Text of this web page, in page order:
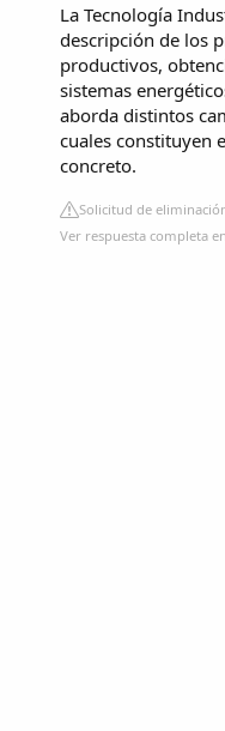
La Tecnología
descripción de los
productivos,
sistemas
aborda distintos
cuales constituyen
concreto.
Solicitud de
Ver respuesta completa